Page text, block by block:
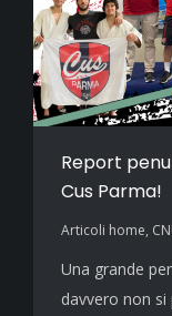
Report
Cus Parma!
Articoli home,
Una grande
davvero non